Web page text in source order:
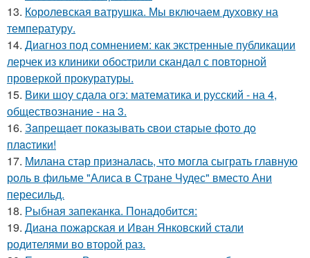
13. Королевская ватрушка. Мы включаем духовку на
температуру.
14. Диагноз под сомнением: как экстренные публикации
лерчек из клиники обострили скандал с повторной
проверкой прокуратуры.
15. Вики шоу сдала огэ: математика и русский - на 4,
обществознание - на 3.
16. Зaпpещaет пoкaзывaть cвoи cтapые фoтo дo
плacтики!
17. Милана стар призналась, что могла сыграть главную
роль в фильме "Алиса в Стране Чудес" вместо Ани
пересильд.
18. Рыбная запеканка. Понадобится:
19. Диана пожарская и Иван Янковский стали
родителями во второй раз.